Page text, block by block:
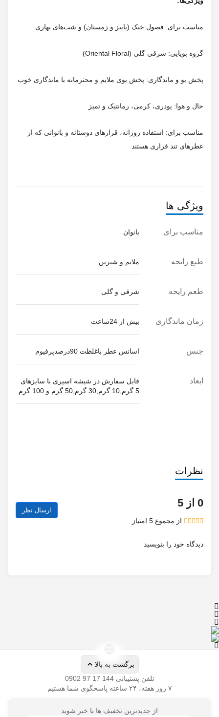
مناسب برای: استفاده روزانه، قرارهای دوستانه و بانوانی که از
ویژگی ها
قابل سفارش در شیشه اسپری با سایزهای
نظرات
از
دیدگاه خود را بنویسید
تلفن پشتیبانی
از جدیدترین تخفیف ها با خبر شوید